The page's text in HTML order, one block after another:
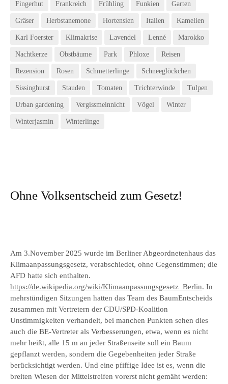
Fingerhut Frankreich Frühling Funkien Garten
Gräser Herbstanemone Hortensien Italien Kamelien
Karl Foerster Klimakrise Lavendel Lenné Marokko
Nachtkerze Obstbäume Park Phloxe Reisen
Rezension Rosen Schmetterlinge Schneeglöckchen
Sissinghurst Stauden Tomaten Trichterwinde Tulpen
Urban gardening Vergissmeinnicht Vögel Winter
Winterjasmin Winterlinge
Ohne Volksentscheid zum Gesetz!
Am 3.November 2025 wurde im Berliner Abgeordnetenhaus das
Klimaanpassungsgesetz, verabschiedet, ohne Gegenstimmen; die
AFD hatte sich enthalten.
https://de.wikipedia.org/wiki/Klimaanpassungsgesetz_Berlin. In
mehrstündigen Sitzungen hatten das Team des BaumEntscheids
zusammen mit Vertretern der CDU/SPD-Koalition
Unstimmigkeiten verhandelt, bei manchen Punkten sehen dies
auch die BE-Vertreter als Verbesserungen, etwa, wenn es nicht
mehr heißt, alle 15 m an jeder Straßenseite soll ein Baum
gepflanzt werden, sondern die Gegebenheiten jeder Straße
berücksichtigt werden. Und eine pfiffige Idee ist es, wenn die
breiten Wiesen der Mittelstreifen vorerst nicht gemäht werden: